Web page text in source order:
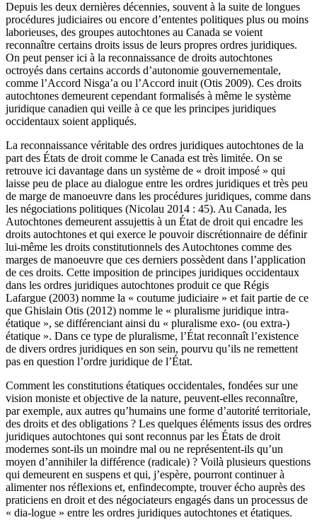
Depuis les deux dernières décennies, souvent à la suite de longues
procédures judiciaires ou encore d’ententes politiques plus ou moins
laborieuses, des groupes autochtones au Canada se voient
reconnaître certains droits issus de leurs propres ordres juridiques.
On peut penser ici à la reconnaissance de droits autochtones
octroyés dans certains accords d’autonomie gouvernementale,
comme l’Accord Nisga’a ou l’Accord inuit (Otis 2009). Ces droits
autochtones demeurent cependant formalisés à même le système
juridique canadien qui veille à ce que les principes juridiques
occidentaux soient appliqués.
La reconnaissance véritable des ordres juridiques autochtones de la
part des États de droit comme le Canada est très limitée. On se
retrouve ici davantage dans un système de « droit imposé » qui
laisse peu de place au dialogue entre les ordres juridiques et très peu
de marge de manoeuvre dans les procédures juridiques, comme dans
les négociations politiques (Nicolau 2014 : 45). Au Canada, les
Autochtones demeurent assujettis à un État de droit qui encadre les
droits autochtones et qui exerce le pouvoir discrétionnaire de définir
lui-même les droits constitutionnels des Autochtones comme des
marges de manoeuvre que ces derniers possèdent dans l’application
de ces droits. Cette imposition de principes juridiques occidentaux
dans les ordres juridiques autochtones produit ce que Régis
Lafargue (2003) nomme la « coutume judiciaire » et fait partie de ce
que Ghislain Otis (2012) nomme le « pluralisme juridique intra-
étatique », se différenciant ainsi du « pluralisme exo- (ou extra-)
étatique ». Dans ce type de pluralisme, l’État reconnaît l’existence
de divers ordres juridiques en son sein, pourvu qu’ils ne remettent
pas en question l’ordre juridique de l’État.
Comment les constitutions étatiques occidentales, fondées sur une
vision moniste et objective de la nature, peuvent-elles reconnaître,
par exemple, aux autres qu’humains une forme d’autorité territoriale,
des droits et des obligations ? Les quelques éléments issus des ordres
juridiques autochtones qui sont reconnus par les États de droit
modernes sont-ils un moindre mal ou ne représentent-ils qu’un
moyen d’annihiler la différence (radicale) ? Voilà plusieurs questions
qui demeurent en suspens et qui, j’espère, pourront continuer à
alimenter nos réflexions et, enfindecompte, trouver écho auprès des
praticiens en droit et des négociateurs engagés dans un processus de
« dia-logue » entre les ordres juridiques autochtones et étatiques.